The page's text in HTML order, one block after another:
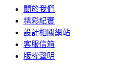
關於我們
精彩紀實
設計相關網站
客服信箱
版權聲明